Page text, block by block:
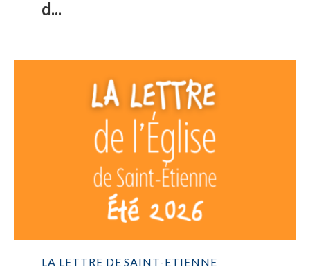
d...
LA LETTRE DE SAINT-ETIENNE